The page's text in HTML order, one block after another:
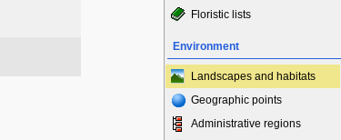
Floristic lists
Environment
Landscapes and habitats
Geographic points
Administrative regions